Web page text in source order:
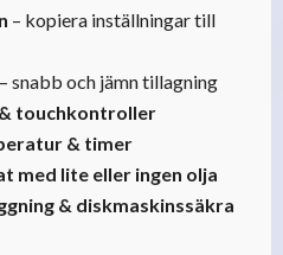
– kopiera inställningar till
– snabb och jämn tillagning
touchkontroller
& timer
med lite eller ingen olja
& diskmaskinssäkra